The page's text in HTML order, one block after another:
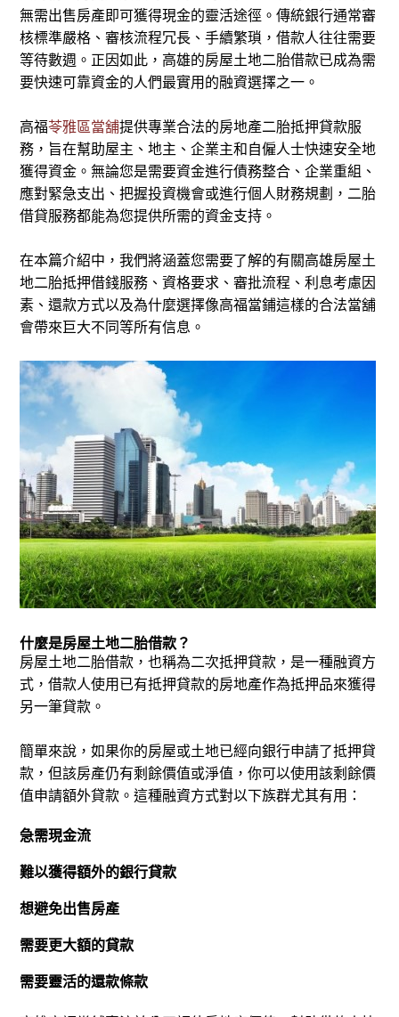
無需出售房產即可獲得現金的靈活途徑。傳統銀行通常審
核標準嚴格、審核流程冗長、手續繁瑣，借款人往往需要
等待數週。正因如此，高雄的房屋土地二胎借款已成為需
要快速可靠資金的人們最實用的融資選擇之一。
高福苓雅區當舖提供專業合法的房地產二胎抵押貸款服
務，旨在幫助屋主、地主、企業主和自僱人士快速安全地
獲得資金。無論您是需要資金進行債務整合、企業重組、
應對緊急支出、把握投資機會或進行個人財務規劃，二胎
借貸服務都能為您提供所需的資金支持。
在本篇介紹中，我們將涵蓋您需要了解的有關高雄房屋土
地二胎抵押借錢服務、資格要求、審批流程、利息考慮因
素、還款方式以及為什麼選擇像高福當鋪這樣的合法當舖
會帶來巨大不同等所有信息。
什麼是房屋土地二胎借款？
房屋土地二胎借款，也稱為二次抵押貸款，是一種融資方
式，借款人使用已有抵押貸款的房地產作為抵押品來獲得
另一筆貸款。
簡單來說，如果你的房屋或土地已經向銀行申請了抵押貸
款，但該房產仍有剩餘價值或淨值，你可以使用該剩餘價
值申請額外貸款。這種融資方式對以下族群尤其有用：
急需現金流
難以獲得額外的銀行貸款
想避免出售房產
需要更大額的貸款
需要靈活的還款條款